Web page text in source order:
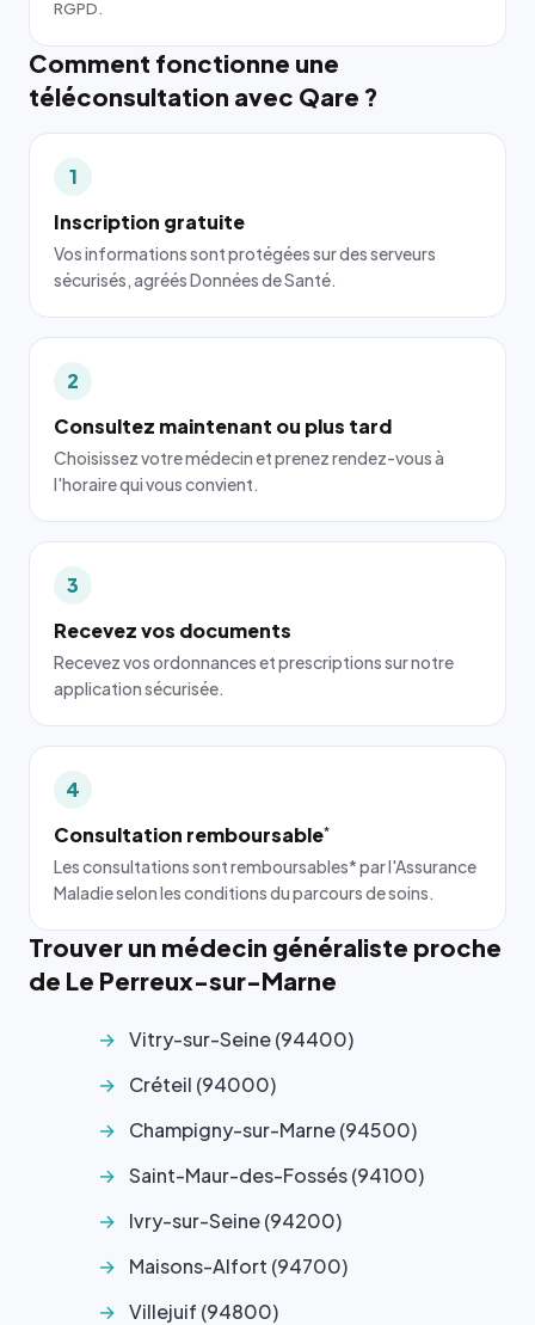
RGPD.
Comment fonctionne une
téléconsultation avec Qare ?
1
Inscription gratuite
Vos informations sont protégées sur des serveurs
sécurisés, agréés Données de Santé.
2
Consultez maintenant ou plus tard
Choisissez votre médecin et prenez rendez-vous à
l'horaire qui vous convient.
3
Recevez vos documents
Recevez vos ordonnances et prescriptions sur notre
application sécurisée.
4
Consultation remboursable*
Les consultations sont remboursables* par l'Assurance
Maladie selon les conditions du parcours de soins.
Trouver un médecin généraliste proche
de Le Perreux-sur-Marne
Vitry-sur-Seine (94400)
Créteil (94000)
Champigny-sur-Marne (94500)
Saint-Maur-des-Fossés (94100)
Ivry-sur-Seine (94200)
Maisons-Alfort (94700)
Villejuif (94800)